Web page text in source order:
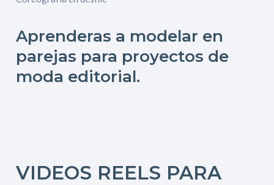
Aprenderas a modelar en
parejas para proyectos de
moda editorial.
VIDEOS REELS PARA